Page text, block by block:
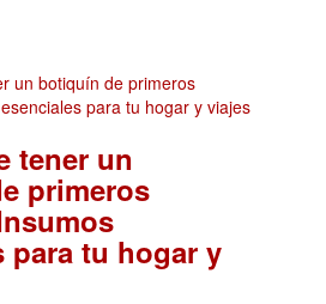
tener un
primeros
para tu hogar y